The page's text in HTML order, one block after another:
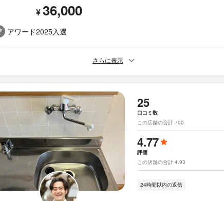
¥36,000
アワード2025入選
さらに表示
25
口コミ数
この店舗の合計 700
4.77
評価
この店舗の合計 4.93
24時間以内の返信